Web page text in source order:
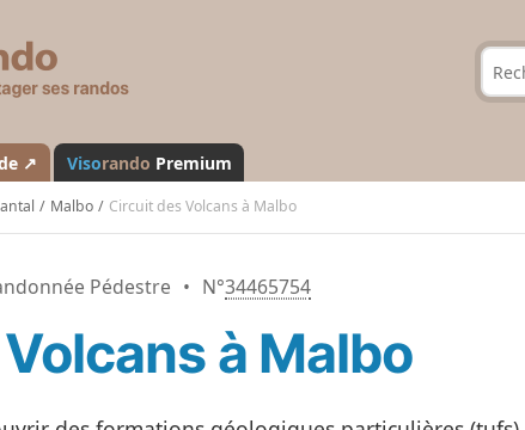
s
a
n
d
o
↗ Visorando Premium
Malbo Circuit des Volcans à Malbo
Pédestre • N°34465754
à Malbo